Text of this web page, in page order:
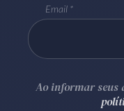
Email
Ao informar seus